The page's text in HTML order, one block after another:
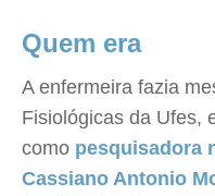
Quem era
A enfermeira fazia
Fisiológicas da Ufes,
como pesquisadora
Cassiano Antonio